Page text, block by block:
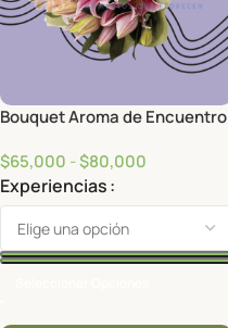
Bouquet Aroma de Encuentro
$65,000 -$80,000
Experiencias